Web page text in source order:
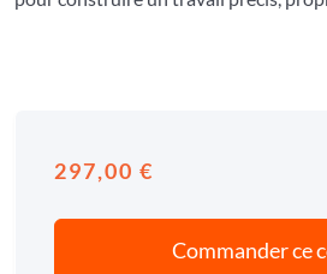
297,00 €